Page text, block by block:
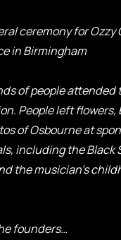
ceremony for Ozzy
in Birmingham
of people attended
People left flowers,
of Osbourne at
including the Black
the musician's
founders…